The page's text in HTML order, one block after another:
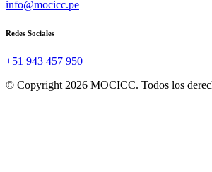
info@mocicc.pe
Redes Sociales
+51 943 457 950
© Copyright 2026 MOCICC. Todos los